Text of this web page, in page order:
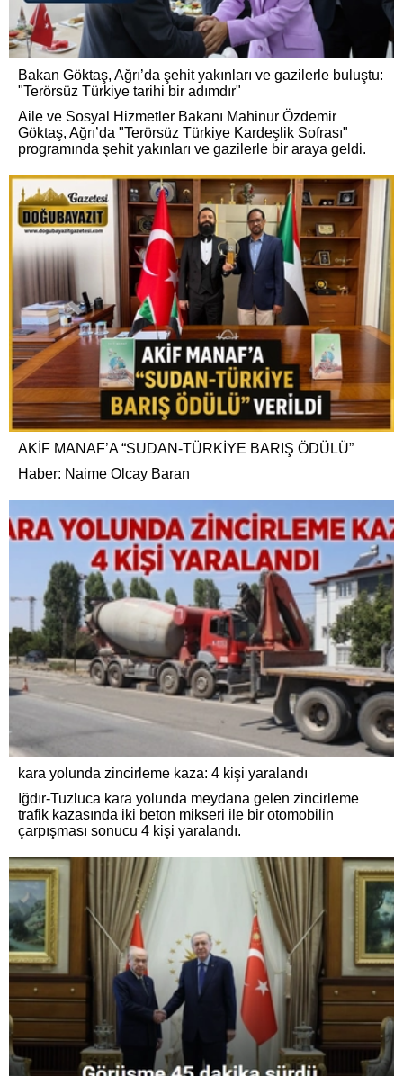
Bakan Göktaş, Ağrı’da şehit yakınları ve gazilerle buluştu:
"Terörsüz Türkiye tarihi bir adımdır"
Aile ve Sosyal Hizmetler Bakanı Mahinur Özdemir
Göktaş, Ağrı’da "Terörsüz Türkiye Kardeşlik Sofrası"
programında şehit yakınları ve gazilerle bir araya geldi.
AKİF MANAF’A “SUDAN-TÜRKİYE BARIŞ ÖDÜLÜ”
Haber: Naime Olcay Baran
kara yolunda zincirleme kaza: 4 kişi yaralandı
Iğdır-Tuzluca kara yolunda meydana gelen zincirleme
trafik kazasında iki beton mikseri ile bir otomobilin
çarpışması sonucu 4 kişi yaralandı.